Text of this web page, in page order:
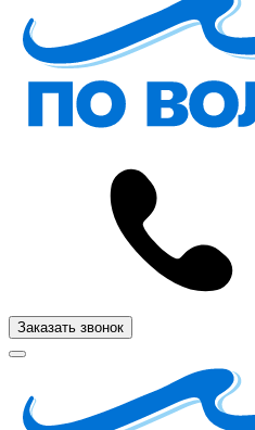
Заказать звонок